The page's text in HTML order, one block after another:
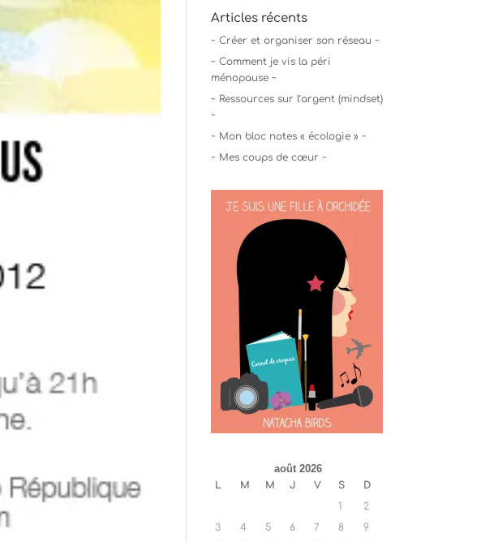
Articles récents
~ Créer et organiser son réseau ~
~ Comment je vis la péri
ménopause ~
~ Ressources sur l’argent (mindset)
~
~ Mon bloc notes « écologie » ~
~ Mes coups de cœur ~
août 2026
L M M J V S
D
1
2
3
4 5 6 7 8
9